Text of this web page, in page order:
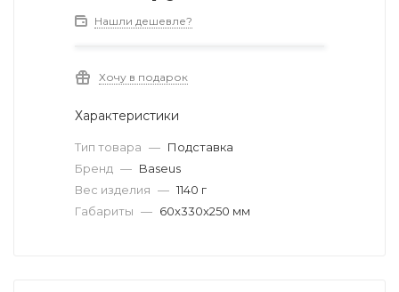
Нашли дешевле?
Хочу в подарок
Характеристики
Тип товара — Подставка
Бренд — Baseus
Вес изделия — 1140 г
Габариты — 60x330x250 мм